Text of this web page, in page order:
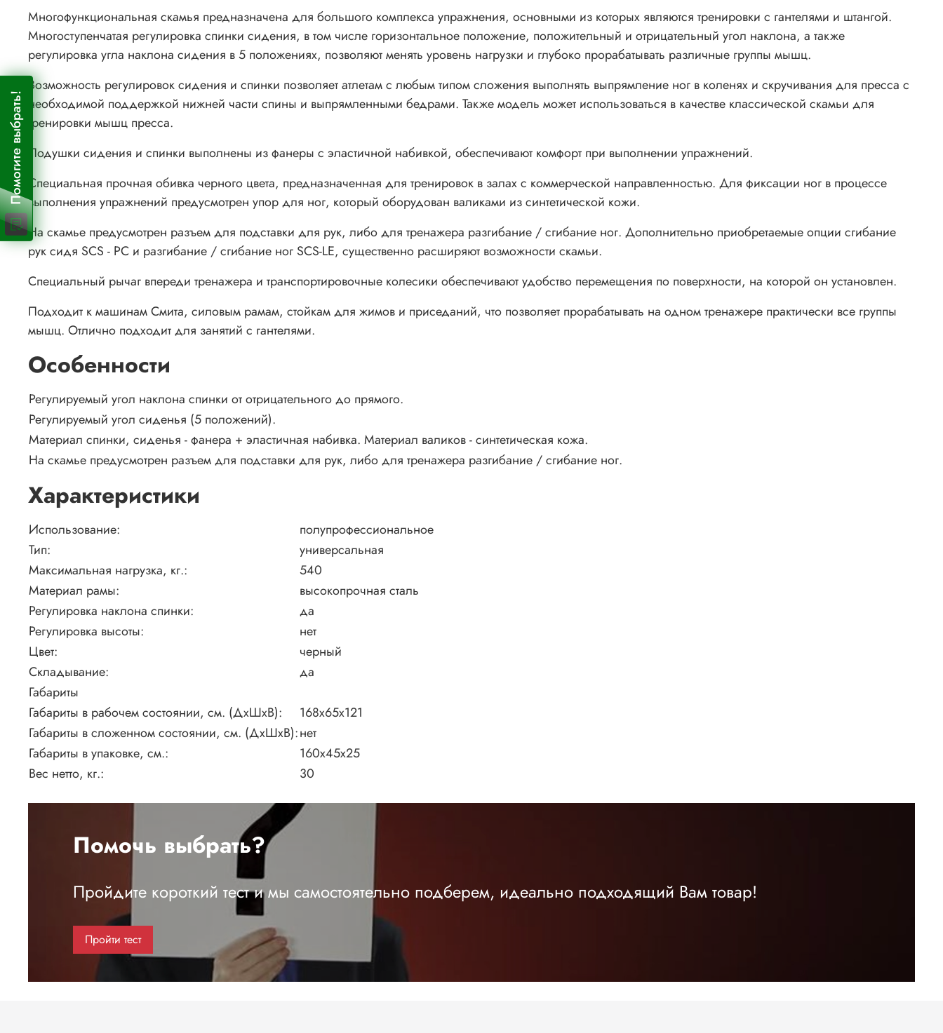
Помогите выбрать!
Многофункциональная скамья предназначена для большого комплекса упражнения, основными из которых являются тренировки с гантелями и штангой.
Многоступенчатая регулировка спинки сидения, в том числе горизонтальное положение, положительный и отрицательный угол наклона, а также
регулировка угла наклона сидения в 5 положениях, позволяют менять уровень нагрузки и глубоко прорабатывать различные группы мышц.
Возможность регулировок сидения и спинки позволяет атлетам с любым типом сложения выполнять выпрямление ног в коленях и скручивания для пресса с
необходимой поддержкой нижней части спины и выпрямленными бедрами. Также модель может использоваться в качестве классической скамьи для
тренировки мышц пресса.
Подушки сидения и спинки выполнены из фанеры с эластичной набивкой, обеспечивают комфорт при выполнении упражнений.
Специальная прочная обивка черного цвета, предназначенная для тренировок в залах с коммерческой направленностью. Для фиксации ног в процессе
выполнения упражнений предусмотрен упор для ног, который оборудован валиками из синтетической кожи.
На скамье предусмотрен разъем для подставки для рук, либо для тренажера разгибание / сгибание ног. Дополнительно приобретаемые опции сгибание
рук сидя SCS - PC и разгибание / сгибание ног SCS-LE, существенно расширяют возможности скамьи.
Специальный рычаг впереди тренажера и транспортировочные колесики обеспечивают удобство перемещения по поверхности, на которой он установлен.
Подходит к машинам Смита, силовым рамам, стойкам для жимов и приседаний, что позволяет прорабатывать на одном тренажере практически все группы
мышц. Отлично подходит для занятий с гантелями.
Особенности
Регулируемый угол наклона спинки от отрицательного до прямого.
Регулируемый угол сиденья (5 положений).
Материал спинки, сиденья - фанера + эластичная набивка. Материал валиков - синтетическая кожа.
На скамье предусмотрен разъем для подставки для рук, либо для тренажера разгибание / сгибание ног.
Характеристики
Использование:
полупрофессиональное
Тип:
универсальная
Максимальная нагрузка, кг.:
540
Материал рамы:
высокопрочная сталь
Регулировка наклона спинки:
да
Регулировка высоты:
нет
Цвет:
черный
Складывание:
да
Габариты
Габариты в рабочем состоянии, см. (ДхШхВ):
168х65х121
Габариты в сложенном состоянии, см. (ДхШхВ):нет
Габариты в упаковке, см.:
160х45х25
Вес нетто, кг.:
30
Помочь выбрать?
Пройдите короткий тест и мы самостоятельно подберем, идеально подходящий Вам товар!
Пройти тест